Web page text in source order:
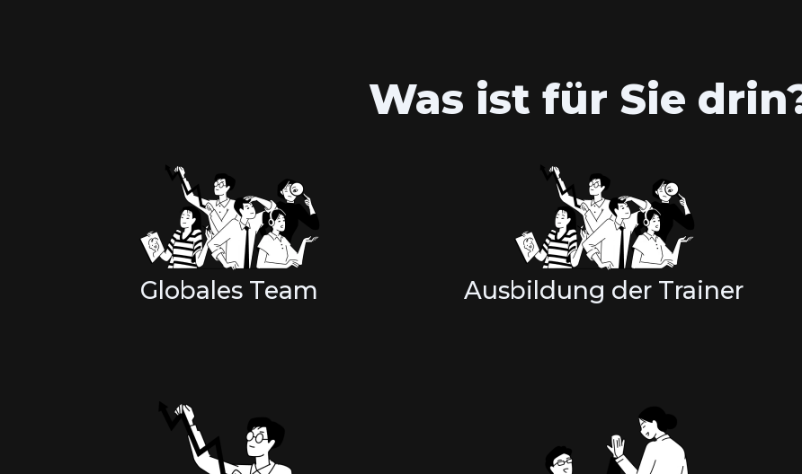
Was ist für Sie
Globales Team
Ausbildung der Trainer